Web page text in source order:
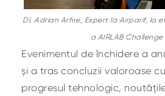
Dl. Adrian Arfire, Expert la Airparif, la
a AIRLAB Challenge
Evenimentul de închidere a
și a tras concluzii valoroase
progresul tehnologic,